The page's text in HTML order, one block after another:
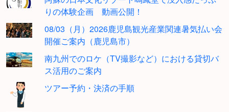
りの体験企画 動画公開！
08/03（月）2026鹿児島観光産業関連暑気払い会
開催ご案内（鹿児島市）
南九州でのロケ（TV撮影など）における貸切バ
ス活用のご案内
ツアー予約・決済の手順